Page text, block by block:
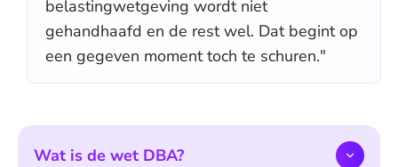
belastingwetgeving wordt niet
gehandhaafd en de rest wel. Dat begint op
een gegeven moment toch te schuren."
Wat is de wet DBA?